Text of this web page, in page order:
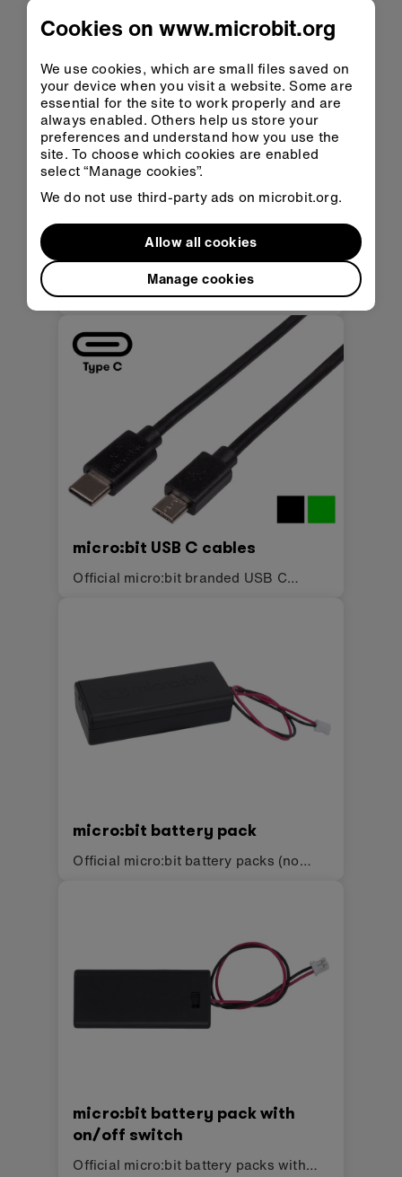
holders and straps
micro:bit USB A cables
Official micro:bit branded USB A
cables
micro:bit USB C cables
Official micro:bit branded USB C
micro:bit battery pack
Official micro:bit battery packs (no
micro:bit battery pack with
on/off switch
Official micro:bit battery packs with
Cookies on www.microbit.org
We use cookies, which are small files saved on
your device when you visit a website. Some are
essential for the site to work properly and are
always enabled. Others help us store your
preferences and understand how you use the
site. To choose which cookies are enabled
select “Manage cookies”.
We do not use third-party ads on microbit.org.
Manage cookies
Allow all cookies